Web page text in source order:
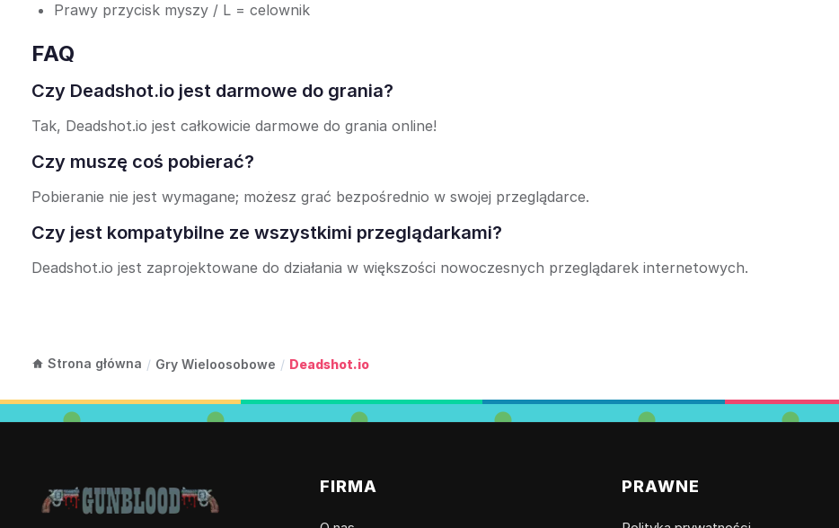
Prawy przycisk myszy / L = celownik
FAQ
Czy Deadshot.io jest darmowe do grania?
Tak, Deadshot.io jest całkowicie darmowe do grania online!
Czy muszę coś pobierać?
Pobieranie nie jest wymagane; możesz grać bezpośrednio w swojej przeglądarce.
Czy jest kompatybilne ze wszystkimi przeglądarkami?
Deadshot.io jest zaprojektowane do działania w większości nowoczesnych przeglądarek internetowych.
Strona główna / Gry Wieloosobowe / Deadshot.io
FIRMA PRAWNE